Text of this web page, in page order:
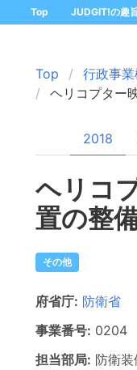
Top JUDGIT!の趣
Top
行政事
ヘリコプター
2018
ヘリコ
置の整
その他
府省庁: 防衛省
事業番号: 0204
担当部局: 防衛